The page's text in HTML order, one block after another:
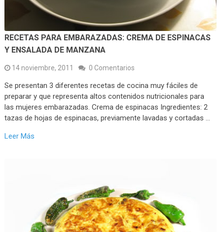
RECETAS PARA EMBARAZADAS: CREMA DE ESPINACAS
Y ENSALADA DE MANZANA
14 noviembre, 2011 0 Comentarios
Se presentan 3 diferentes recetas de cocina muy fáciles de
preparar y que representa altos contenidos nutricionales para
las mujeres embarazadas. Crema de espinacas Ingredientes: 2
tazas de hojas de espinacas, previamente lavadas y cortadas …
Leer Más